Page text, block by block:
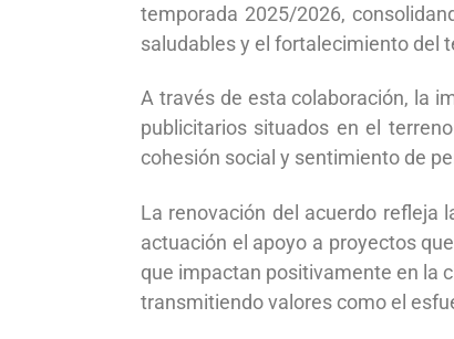
temporada 2025/2026,
saludables y el fortalecimiento del
A través de esta colaboración, la
publicitarios situados en el
cohesión social y sentimiento de
La renovación del acuerdo refleja
actuación el apoyo a proyectos
que impactan positivamente en la
transmitiendo valores como el